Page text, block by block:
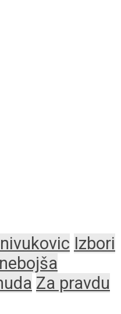
Izbori
nebojša
Za pravdu